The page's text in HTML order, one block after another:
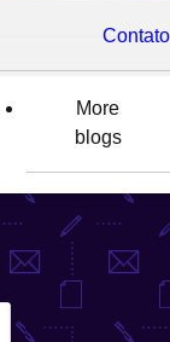
Contato
More
blogs